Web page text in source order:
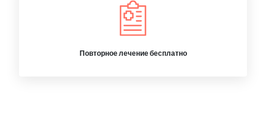
Повторное лечение бесплатно